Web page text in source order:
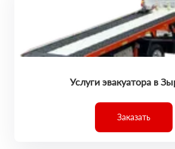
Услуги эвакуатора в
Заказать